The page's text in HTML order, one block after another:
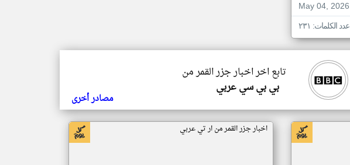
May 04, 2026
عدد الكلمات: ٢٣١
تابع اخر اخبار جزر القمر من
بي بي سي عربي
مصادر أخرى
اخبار جزر القمر من ار تي عربي